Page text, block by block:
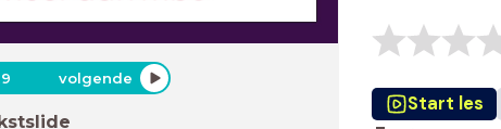
volgende
Start les